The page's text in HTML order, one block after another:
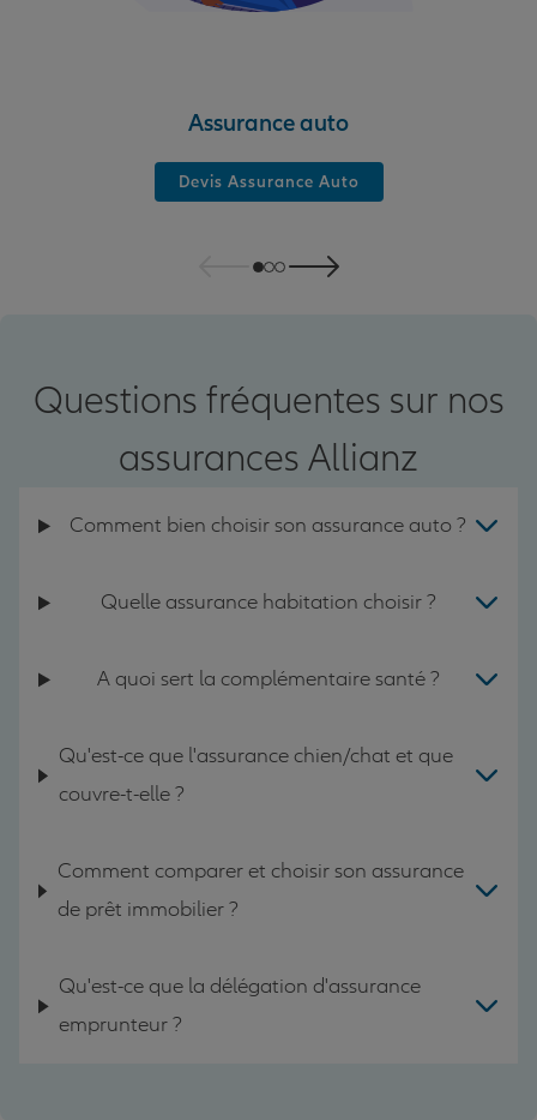
Assurance auto
Devis Assurance Auto
Questions fréquentes sur nos
assurances Allianz
Comment bien choisir son assurance auto ?
Quelle assurance habitation choisir ?
A quoi sert la complémentaire santé ?
Qu'est-ce que l'assurance chien/chat et que
couvre-t-elle ?
Comment comparer et choisir son assurance
de prêt immobilier ?
Qu'est-ce que la délégation d'assurance
emprunteur ?